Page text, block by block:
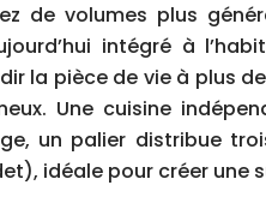
de volumes plus
intégré à
la pièce de vie à plus
Une cuisine
un palier distribue
idéale pour créer une